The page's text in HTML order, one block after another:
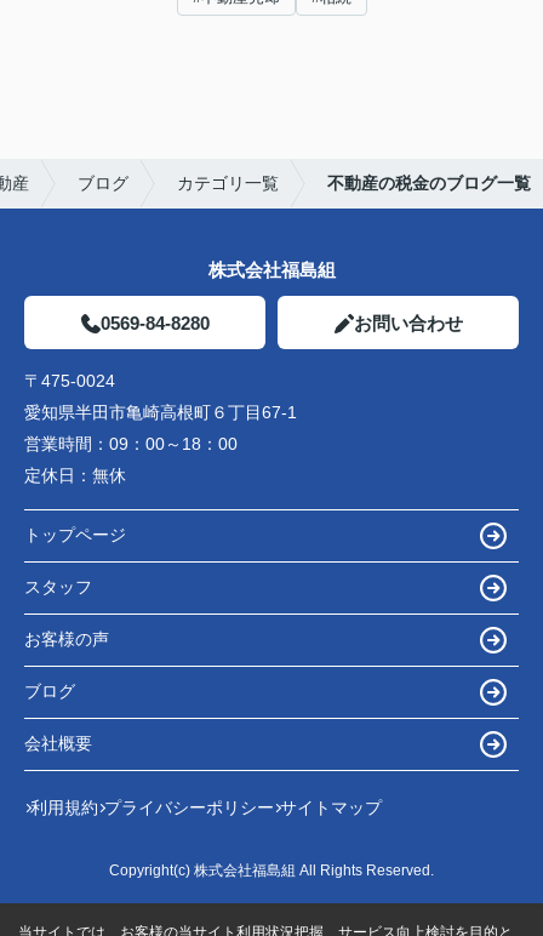
産 ブログ カテゴリ一覧 不動産の税金のブログ一覧
株式会社福島組
0569-84-8280 お問い合わせ
〒475-0024
愛知県半田市亀崎高根町６丁目67-1
営業時間： 09：00～18：00
定休日： 無休
トップページ
スタッフ
お客様の声
ブログ
会社概要
利用規約 プライバシーポリシー サイトマップ
Copyright(c) 株式会社福島組 All Rights Reserved.
当サイトでは、お客様の当サイト利用状況把握、サービス向上検討を目的と